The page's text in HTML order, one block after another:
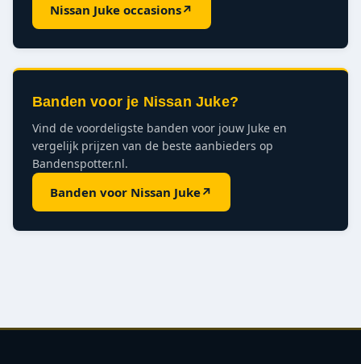
Nissan Juke occasions↗
Banden voor je Nissan Juke?
Vind de voordeligste banden voor jouw Juke en
vergelijk prijzen van de beste aanbieders op
Bandenspotter.nl.
Banden voor Nissan Juke↗